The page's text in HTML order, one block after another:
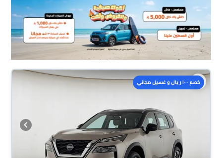
خصم ١٠٠٠ ريال و غسيل مجاني